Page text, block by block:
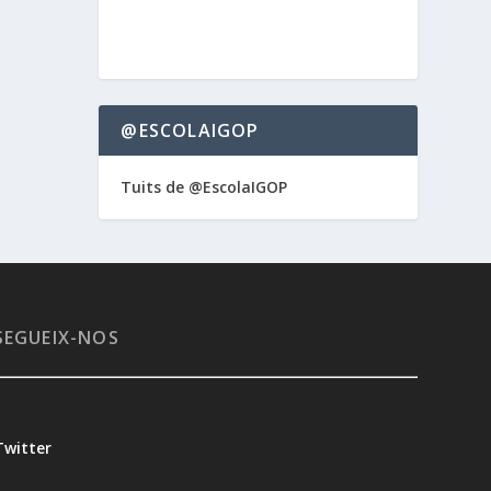
@ESCOLAIGOP
Tuits de @EscolaIGOP
NOS